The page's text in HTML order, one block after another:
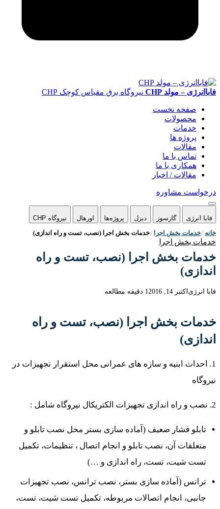
فاباانرژی – مولد CHP نیروگاه برق مقیاس کوچک CHP
صفحه نخست
محصولات
خدمات
پروژه ها
مقالات
تماس با ما
همکاری با ما
مقالات / اخبار
درخواست مشاوره
فابا انرژی گازسوز دیزل پروژه‌ها اورهال
نیروگاه CHP
خانه خدمات بخش اجرا خدمات بخش اجرا (نصب، تست و راه اندازی)
خدمات بخش اجرا
خدمات بخش اجرا (نصب، تست و راه
اندازی)
فابا انرژی اکتبر 14, 2016 1 دقیقه مطالعه
خدمات بخش اجرا (نصب، تست و راه
اندازی)
1. احداث ابنیه و سازه های عمرانی محل استقرار تجهیزات در
نیروگاه
2. نصب و راه اندازی تجهیزات الکتریکال نیروگاه شامل :
تابلو فشار ضعیف (آماده سازی بستر محل نصب تابلو و
متعلقات آن، نصب تابلو و انجام اتصال ، تنظیمات، تکمیل
تست شیت، تست، راه اندازی و …)
ترانس (آماده سازی بستر، نصب ترانس، نصب تجهیزات
جانبی، انجام اتصالات مربوطه، تکمیل تست شیت، تست،